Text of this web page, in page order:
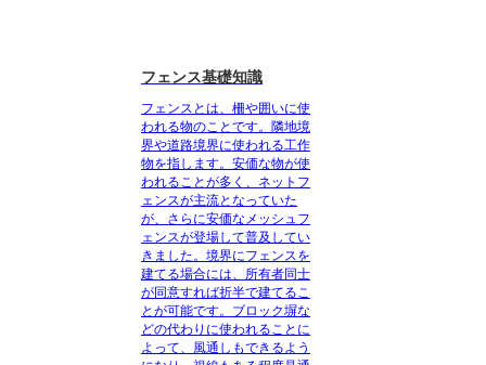
フェンス基礎知識
フェンス とは、柵や囲いに使
われる物のことです。隣地境
界や道路境界に使われる工作
物を指します。安価な物が使
われることが多く、ネットフ
ェンスが主流となっていた
が、さらに安価なメッシュフ
ェンスが登場して普及してい
きました。境界にフェンスを
建てる場合には、所有者同士
が同意すれば折半で建てるこ
とが可能です。ブロック塀な
どの代わりに使われることに
よって、風通しもできるよう